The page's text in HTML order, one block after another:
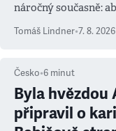
náročný současně:
prioritu
Tomáš Lindner•7. 8. 2026
Česko•6 minut
Byla hvězdou
připravil o